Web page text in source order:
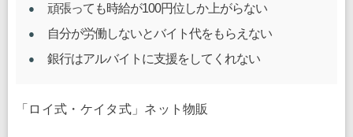
頑張っても時給が100円位しか上がらない
自分が労働しないとバイト代をもらえない
銀行はアルバイトに支援をしてくれない
「ロイ式・ケイタ式」ネット物販